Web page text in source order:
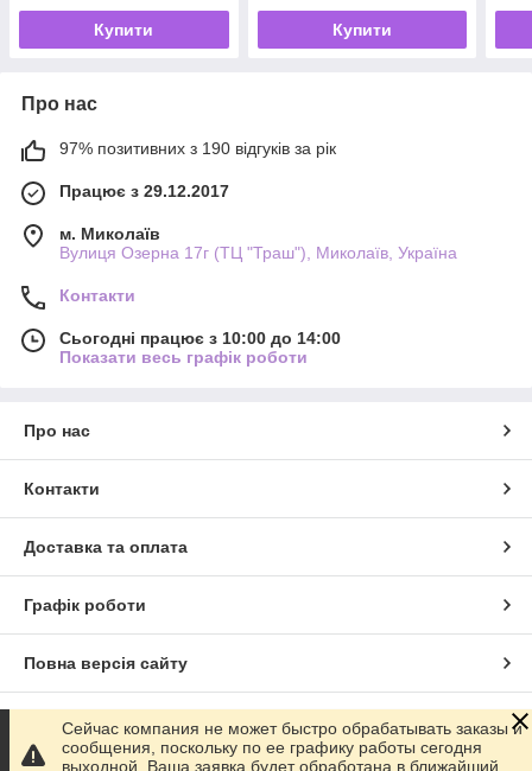
Купити Купити
Про нас
97% позитивних з 190 відгуків за рік
Працює з 29.12.2017
м. Миколаїв
Вулиця Озерна 17г (ТЦ "Траш"), Миколаїв, Україна
Контакти
Сьогодні працює з 10:00 до 14:00
Показати весь графік роботи
Про нас
Контакти
Доставка та оплата
Графік роботи
Повна версія сайту
Сайт створено на маркетплейсі Prom.ua
Сейчас компания не может быстро обрабатывать заказы и
сообщения, поскольку по ее графику работы сегодня
выходной. Ваша заявка будет обработана в ближайший